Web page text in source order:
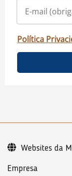
Política
Empresa
Websites da